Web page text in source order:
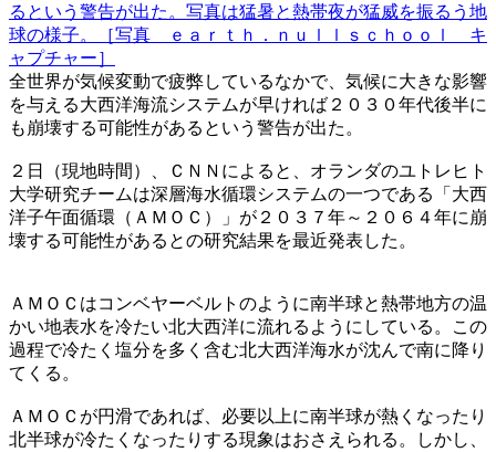
るという警告が出た。写真は猛暑と熱帯夜が猛威を振るう地
球の様子。［写真 ｅａｒｔｈ．ｎｕｌｌｓｃｈｏｏｌ キ
ャプチャー］
全世界が気候変動で疲弊しているなかで、気候に大きな影響
を与える大西洋海流システムが早ければ２０３０年代後半に
も崩壊する可能性があるという警告が出た。
２日（現地時間）、ＣＮＮによると、オランダのユトレヒト
大学研究チームは深層海水循環システムの一つである「大西
洋子午面循環（ＡＭＯＣ）」が２０３７年～２０６４年に崩
壊する可能性があるとの研究結果を最近発表した。
ＡＭＯＣはコンベヤーベルトのように南半球と熱帯地方の温
かい地表水を冷たい北大西洋に流れるようにしている。この
過程で冷たく塩分を多く含む北大西洋海水が沈んで南に降り
てくる。
ＡＭＯＣが円滑であれば、必要以上に南半球が熱くなったり
北半球が冷たくなったりする現象はおさえられる。しかし、